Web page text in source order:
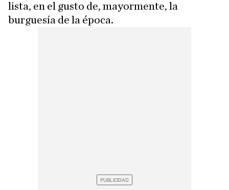
lista, en el gusto de, mayormente, la
burguesía de la época.